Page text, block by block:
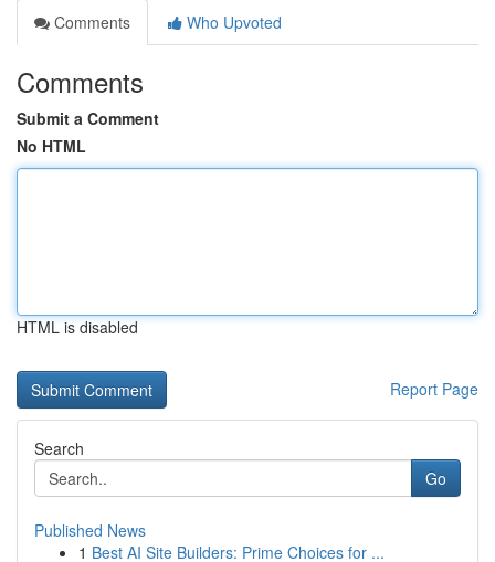
Comments
Who Upvoted
Comments
Submit a Comment
No HTML
HTML is disabled
Report Page
Search
Go
Published News
1 Best AI Site Builders: Prime Choices for ...